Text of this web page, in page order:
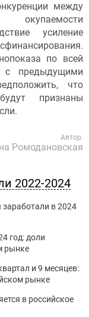
между
окупаемости
усиление
по всей
с предыдущими
что
признаны
Автор:
Ромодановская
2022-2024
заработали в 2024
год: доли
рынке
и 9 месяцев:
рынке
в российское